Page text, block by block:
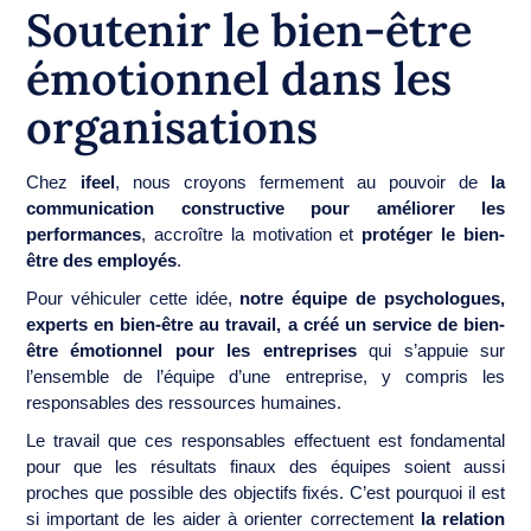
Soutenir le bien-être
émotionnel dans les
organisations
Chez ifeel , nous croyons fermement au pouvoir de
la
communication constructive pour améliorer les
performances, accroître la motivation et protéger le bien-
être des employés.
Pour véhiculer cette idée, notre équipe de psychologues,
experts en bien-être au travail, a créé un service de bien-
être émotionnel pour les entreprisesqui s’appuie sur
l’ensemble de l’équipe d’une entreprise, y compris les
responsables des ressources humaines.
Le travail que ces responsables effectuent est fondamental
pour que les résultats finaux des équipes soient aussi
proches que possible des objectifs fixés. C’est pourquoi il est
si important de les aider à orienter correctement la relation